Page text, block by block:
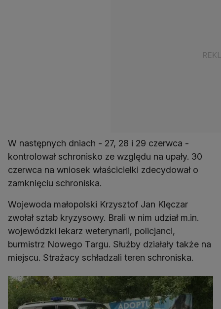
W następnych dniach - 27, 28 i 29 czerwca -
kontrolował schronisko ze względu na upały. 30
czerwca na wniosek właścicielki zdecydował o
zamknięciu schroniska.
Wojewoda małopolski Krzysztof Jan Klęczar
zwołał sztab kryzysowy. Brali w nim udział m.in.
wojewódzki lekarz weterynarii, policjanci,
burmistrz Nowego Targu. Służby działały także na
miejscu. Strażacy schładzali teren schroniska.